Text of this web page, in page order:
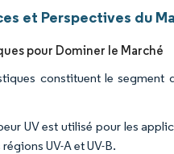
et Perspectives du
pour Dominer le Marché
constituent le
UV est utilisé pour les
UV-A et UV-B.